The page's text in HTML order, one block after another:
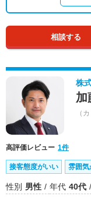
相談する
株
加
（
高評価レビュー 1件
接客態度がいい 雰囲気
性別 男性 年代 40代